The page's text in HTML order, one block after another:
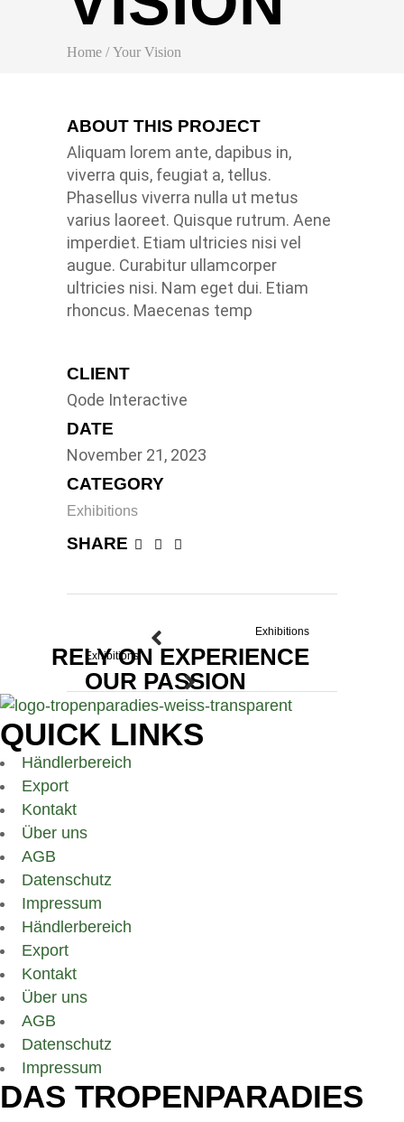
Home /Your Vision
CLIENT
Qode Interactive
DATE
November 21, 2023
CATEGORY
Exhibitions
ABOUT THIS PROJECT
Aliquam lorem ante, dapibus in,
viverra quis, feugiat a, tellus.
Phasellus viverra nulla ut metus
varius laoreet. Quisque rutrum. Aene
imperdiet. Etiam ultricies nisi vel
augue. Curabitur ullamcorper
ultricies nisi. Nam eget dui. Etiam
rhoncus. Maecenas temp
SHARE
Exhibitions
OUR PASSION
Exhibitions
RELY ON EXPERIENCE
QUICK LINKS
Händlerbereich
Export
Kontakt
Über uns
AGB
Datenschutz
Impressum
Händlerbereich
Export
Kontakt
Über uns
AGB
Datenschutz
Impressum
DAS TROPENPARADIES